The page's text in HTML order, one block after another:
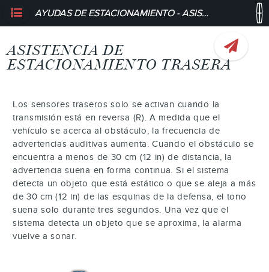
AYUDAS DE ESTACIONAMIENTO - ASISTENCIA DE ESTACIONAMIENTO TRASERA
ASISTENCIA DE
ESTACIONAMIENTO TRASERA
Los sensores traseros solo se activan cuando la
transmisión está en reversa (R). A medida que el
vehículo se acerca al obstáculo, la frecuencia de
advertencias auditivas aumenta. Cuando el obstáculo se
encuentra a menos de 30 cm (12 in) de distancia, la
advertencia suena en forma continua. Si el sistema
detecta un objeto que está estático o que se aleja a más
de 30 cm (12 in) de las esquinas de la defensa, el tono
suena solo durante tres segundos. Una vez que el
sistema detecta un objeto que se aproxima, la alarma
vuelve a sonar.